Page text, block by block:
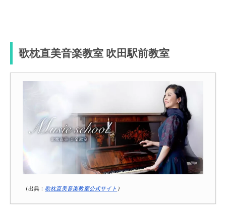
歌枕直美音楽教室 吹田駅前教室
（出典： 歌枕直美音楽教室公式サイト ）